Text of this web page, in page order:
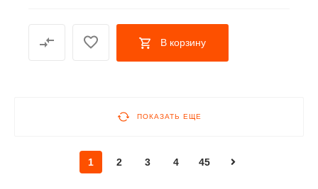
В корзину
ПОКАЗАТЬ ЕЩЕ
1 2 3 4 45